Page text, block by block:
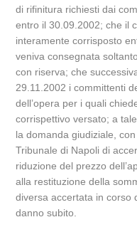
di rifinitura richiesti dai
entro il 30.09.2002; che il
interamente corrisposto
veniva consegnata
con riserva; che
29.11.2002 i committenti
dell’opera per i quali
corrispettivo versato; a
la domanda giudiziale,
Tribunale di Napoli di
riduzione del prezzo
alla restituzione della
diversa accertata in corso
danno subito.